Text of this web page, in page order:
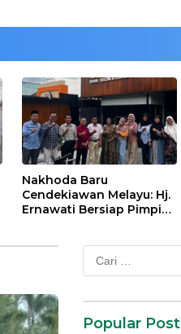
Nakhoda Baru
Cendekiawan Melayu: Hj.
Ernawati Bersiap Pimpin
Cari
untuk:
Popular Post